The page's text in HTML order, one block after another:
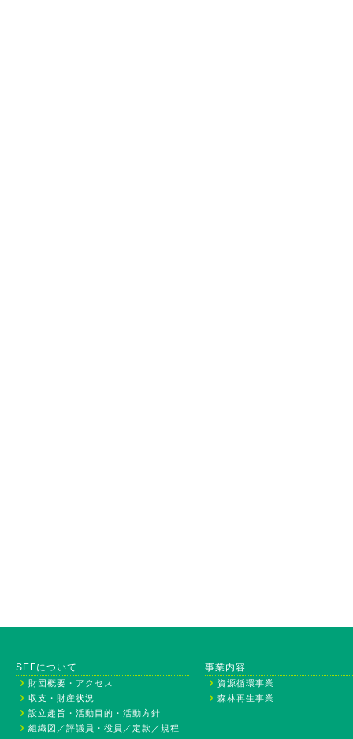
SEFについて
財団概要・アクセス
収支・財産状況
設立趣旨・活動目的・活動方針
組織図／評議員・役員／定款／規程
事業内容
資源循環事業
森林再生事業